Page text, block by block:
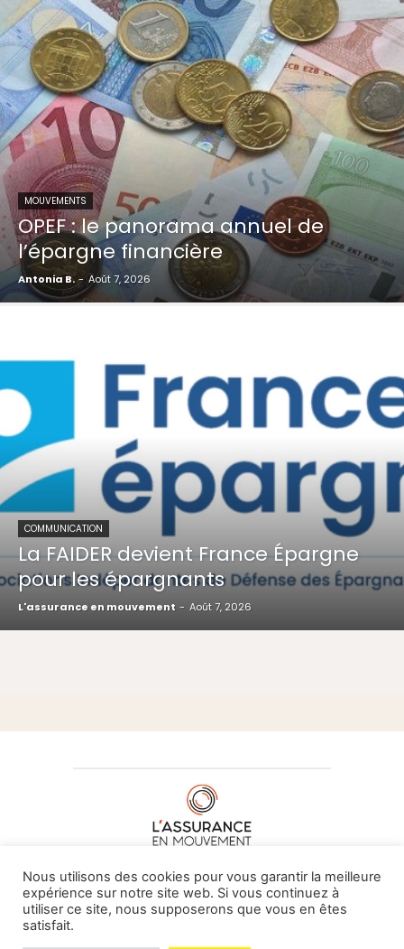
MOUVEMENTS
OPEF : le panorama annuel de
l’épargne financière
Antonia B. - Août 7, 2026
COMMUNICATION
La FAIDER devient France Épargne
pour les épargnants
L'assurance en mouvement - Août 7, 2026
À PROPOS DE NOUS•CONTACT
Nous utilisons des cookies pour vous garantir la meilleure
expérience sur notre site web. Si vous continuez à
utiliser ce site, nous supposerons que vous en êtes
satisfait.